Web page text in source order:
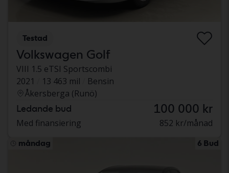
Testad
Volkswagen Golf
VIII 1.5 eTSI Sportscombi
2021
13 463 mil
Bensin
Åkersberga (Runö)
Ledande bud 100 000 kr
Med finansiering 852 kr/månad
måndag 6 Bud